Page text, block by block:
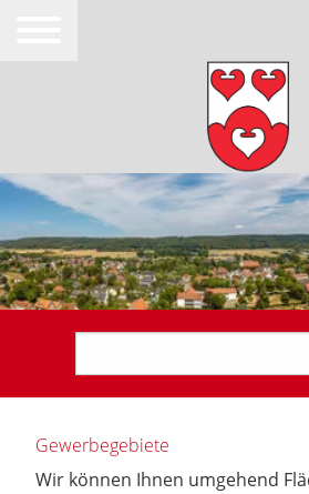
Gewerbegebiete
Wir können Ihnen umgehend